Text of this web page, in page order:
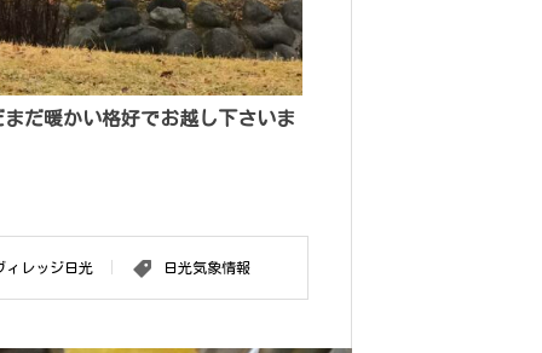
だ暖かい格好でお越し下さいま
ィレッジ日光 日光気象情報